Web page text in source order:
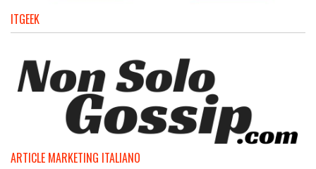
ITGEEK
ARTICLE MARKETING ITALIANO